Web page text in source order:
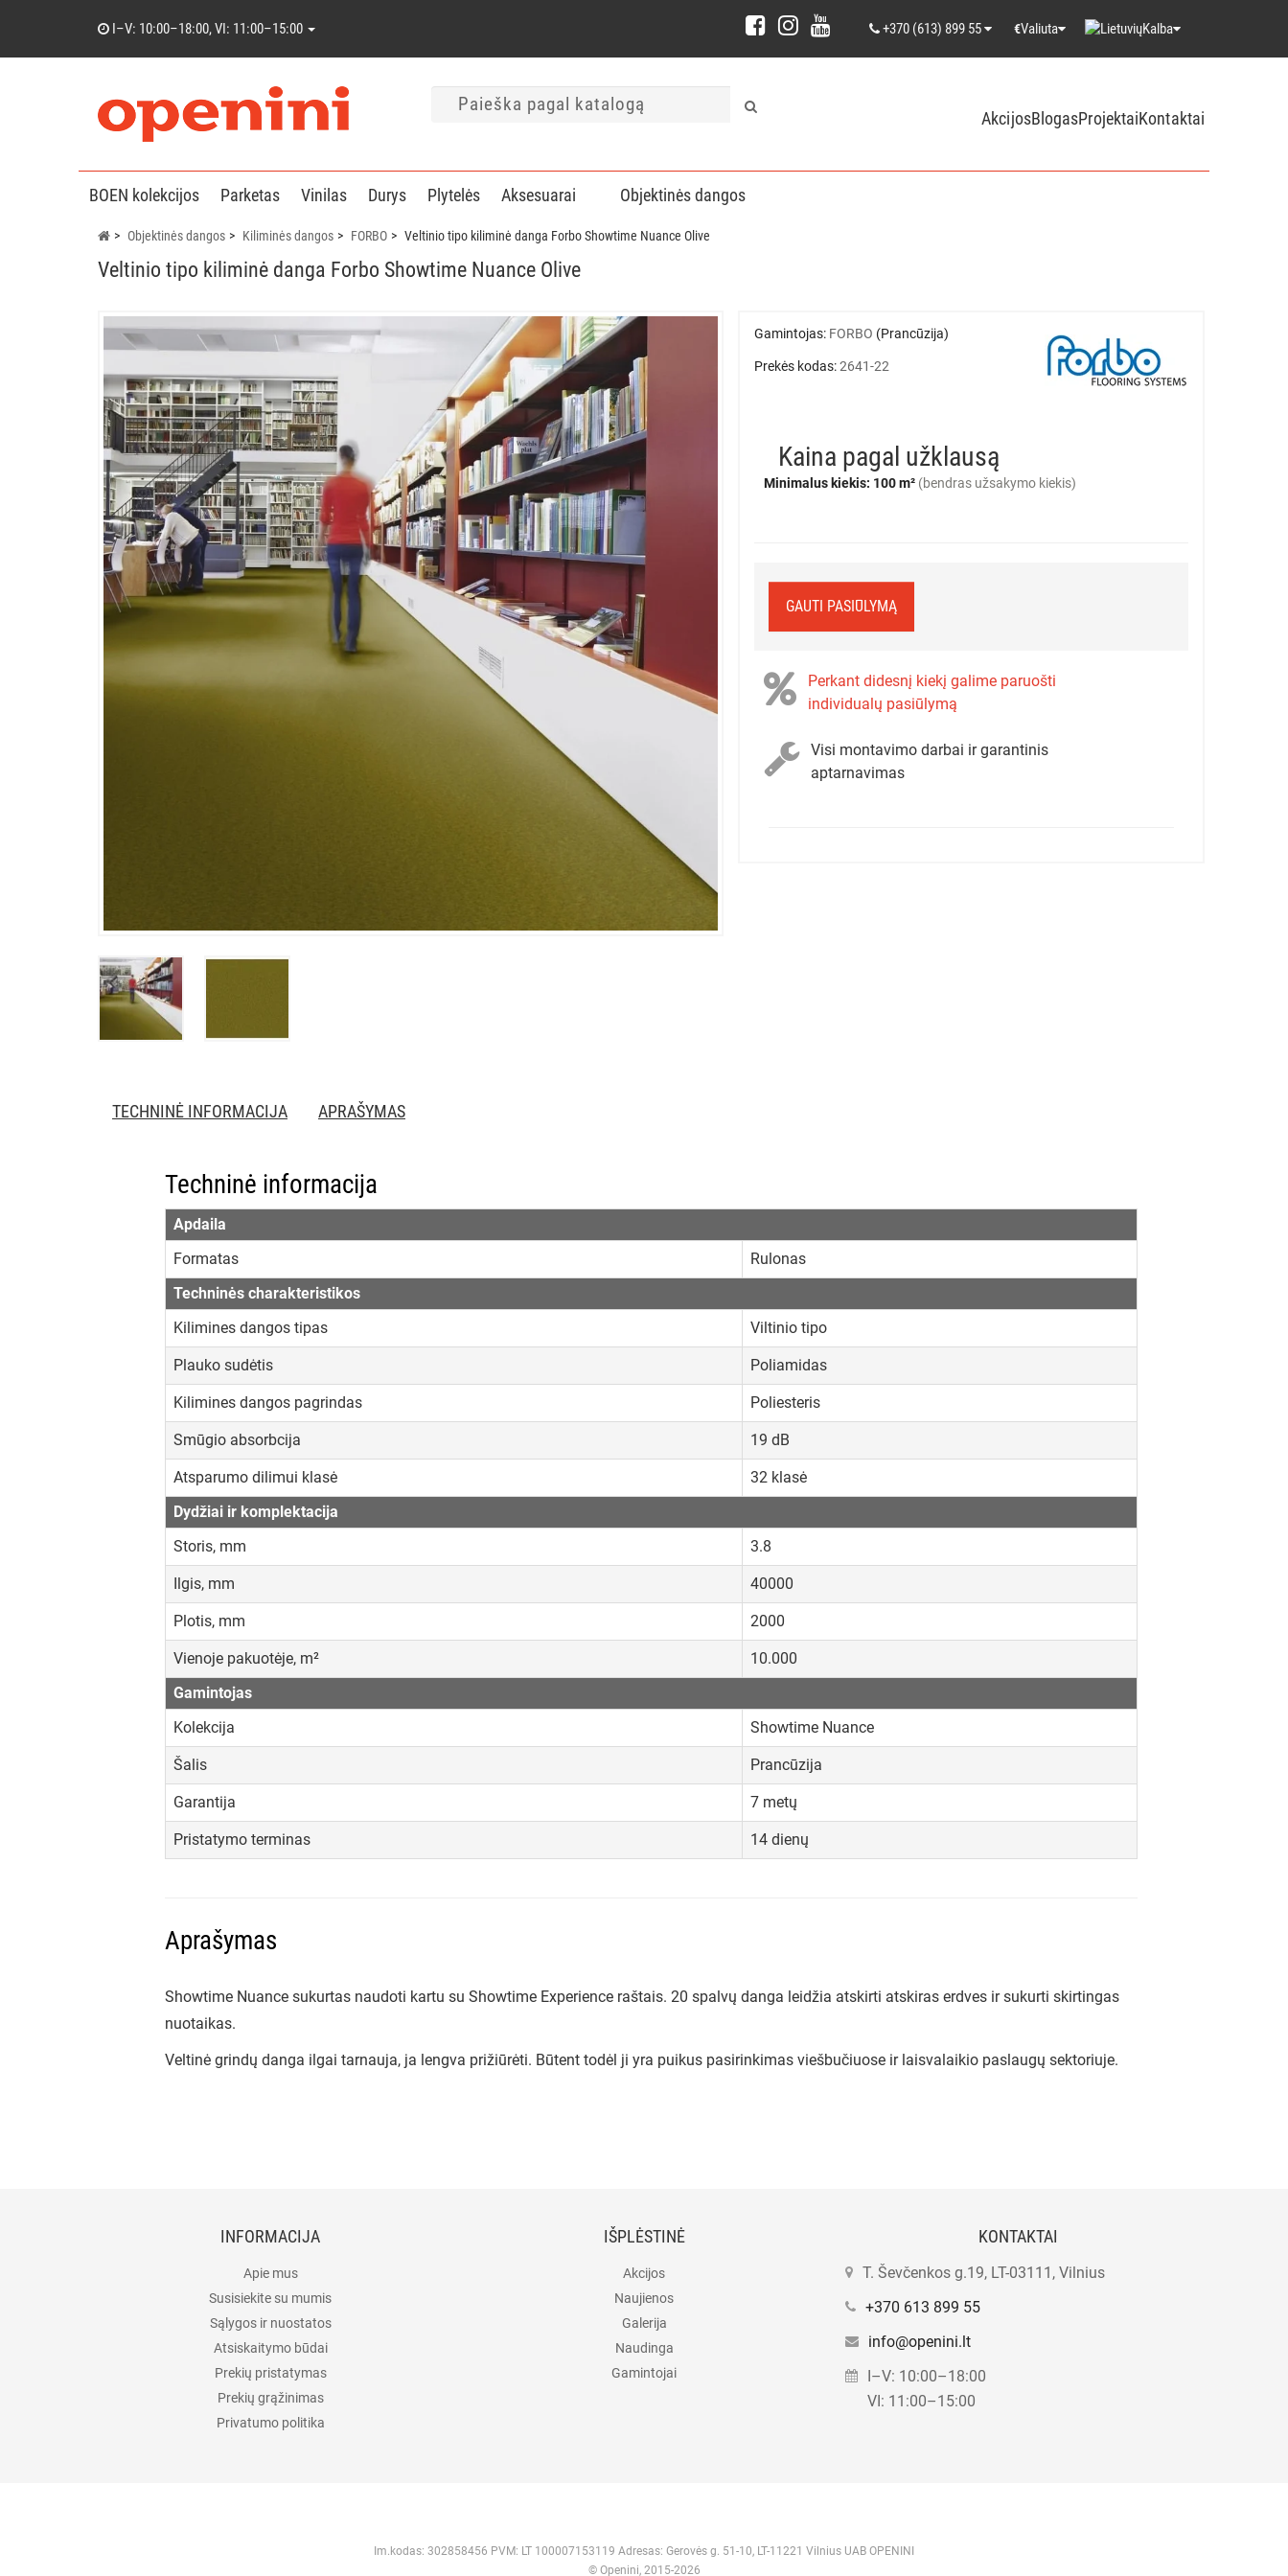
I–V: 10:00–18:00, VI: 11:00–15:00 +370 (613) 899 55 €Valiuta Kalba
AkcijosBlogasProjektaiKontaktai
BOEN kolekcijos Parketas Vinilas Durys Plytelės Aksesuarai Objektinės dangos
Objektinės dangos Kiliminės dangos FORBO Veltinio tipo kiliminė danga Forbo Showtime Nuance Olive
Veltinio tipo kiliminė danga Forbo Showtime Nuance Olive
Gamintojas: FORBO (Prancūzija)
Prekės kodas:2641-22
Kaina pagal užklausą
Minimalus kiekis: 100 m² (bendras užsakymo kiekis)
GAUTI PASIŪLYMĄ
Perkant didesnį kiekį galime paruošti
individualų pasiūlymą
Visi montavimo darbai ir garantinis
aptarnavimas
TECHNINĖ INFORMACIJA APRAŠYMAS
Techninė informacija
Apdaila
Formatas
Rulonas
Techninės charakteristikos
Kilimines dangos tipas
Viltinio tipo
Plauko sudėtis Poliamidas
Kilimines dangos pagrindas Poliesteris
Smūgio absorbcija 19 dB
Atsparumo dilimui klasė
32 klasė
Dydžiai ir komplektacija
Storis, mm
3.8
Ilgis, mm 40000
Plotis, mm 2000
Vienoje pakuotėje, m²
10.000
Gamintojas
Kolekcija
Showtime Nuance
Šalis Prancūzija
Garantija 7 metų
Pristatymo terminas 14 dienų
Aprašymas
Showtime Nuance sukurtas naudoti kartu su Showtime Experience raštais. 20 spalvų danga leidžia atskirti atskiras erdves ir sukurti skirtingas
nuotaikas.
Veltinė grindų danga ilgai tarnauja, ja lengva prižiūrėti. Būtent todėl ji yra puikus pasirinkimas viešbučiuose ir laisvalaikio paslaugų sektoriuje.
INFORMACIJA
Apie mus
Susisiekite su mumis
Sąlygos ir nuostatos
Atsiskaitymo būdai
Prekių pristatymas
Prekių grąžinimas
Privatumo politika
IŠPLĖSTINĖ
Akcijos
Naujienos
Galerija
Naudinga
Gamintojai
KONTAKTAI
T. Ševčenkos g.19, LT-03111, Vilnius
+370 613 899 55
info@openini.lt
I–V: 10:00–18:00
VI: 11:00–15:00
Im.kodas: 302858456 PVM: LT 100007153119 Adresas: Gerovės g. 51-10, LT-11221 Vilnius UAB OPENINI
© Openini, 2015-2026